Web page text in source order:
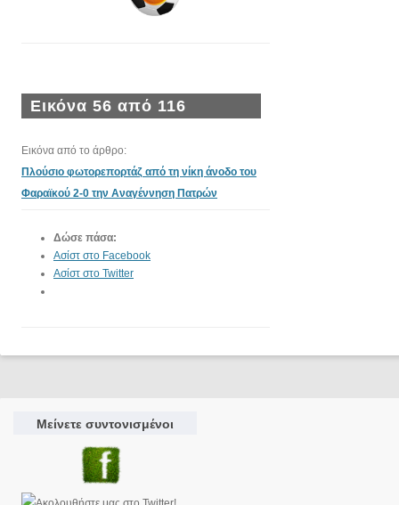
Εικόνα 56 από 116
Εικόνα από το άρθρο:
Πλούσιο φωτορεπορτάζ από τη νίκη άνοδο του
Φαραϊκού 2-0 την Αναγέννηση Πατρών
Δώσε πάσα:
Ασίστ στο Facebook
Ασίστ στο Twitter
Μείνετε συντονισμένοι